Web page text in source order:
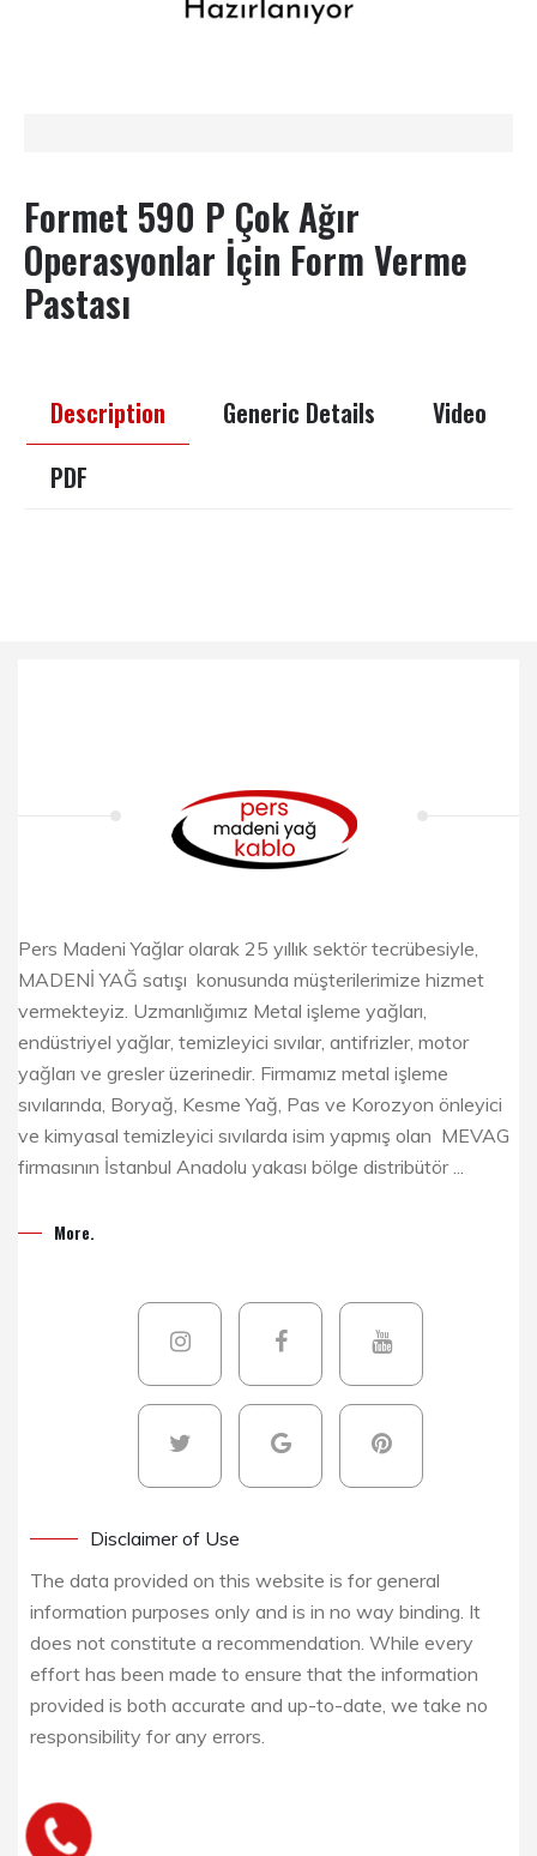
Formet 590 P Çok Ağır
Operasyonlar İçin Form Verme
Pastası
Description Generic Details
Video
PDF
Pers Madeni Yağlar olarak 25 yıllık sektör tecrübesiyle,
MADENİ YAĞ satışı konusunda müşterilerimize hizmet
vermekteyiz. Uzmanlığımız Metal işleme yağları,
endüstriyel yağlar, temizleyici sıvılar, antifrizler, motor
yağları ve gresler üzerinedir. Firmamız metal işleme
sıvılarında, Boryağ, Kesme Yağ, Pas ve Korozyon önleyici
ve kimyasal temizleyici sıvılarda isim yapmış olan MEVAG
firmasının İstanbul Anadolu yakası bölge distribütör ...
More.
Disclaimer of Use
The data provided on this website is for general
information purposes only and is in no way binding. It
does not constitute a recommendation. While every
effort has been made to ensure that the information
provided is both accurate and up-to-date, we take no
responsibility for any errors.